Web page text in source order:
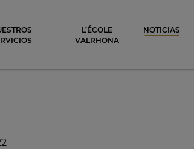
L’ÉCOLE
VALRHONA
NOTICIAS